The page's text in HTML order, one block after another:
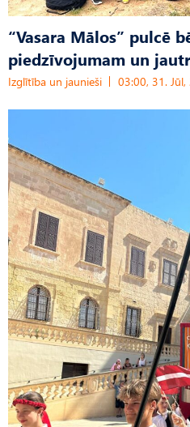
“Vasara Mālos” pulcē
piedzīvojumam un
Izglītība un jaunieši 03:00, 31. Jūl,